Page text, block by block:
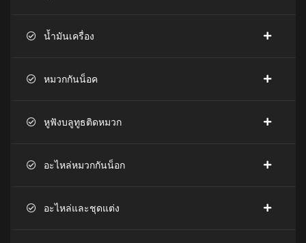
น้ำมันเครื่อง
หมวกกันน็อค
หูฟังบลูทูธติดหมวก
อะไหล่หมวกกันน็อก
อะไหล่และชุดแต่ง